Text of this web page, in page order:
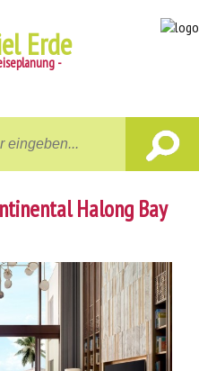
Erde
-
Halong Bay